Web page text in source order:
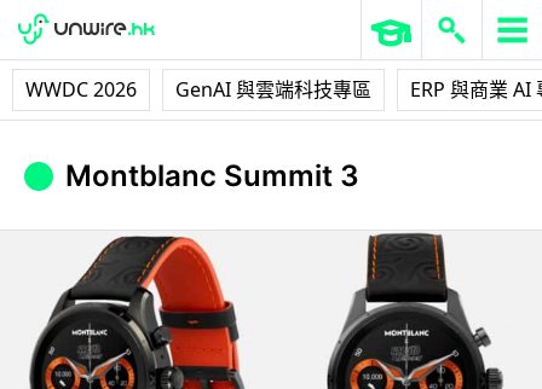
WWDC 2026 GenAI 與雲端科技專區 ERP 與商業 AI
Montblanc Summit 3